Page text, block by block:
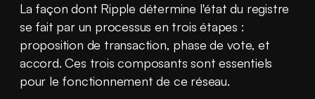
La façon dont Ripple détermine l'état du registre
se fait par un processus en trois étapes :
proposition de transaction, phase de vote, et
accord. Ces trois composants sont essentiels
pour le fonctionnement de ce réseau.